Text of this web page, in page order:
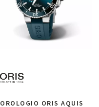
OROLOGIO ORIS AQUIS